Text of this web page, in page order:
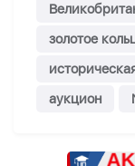
золотое
аукцион